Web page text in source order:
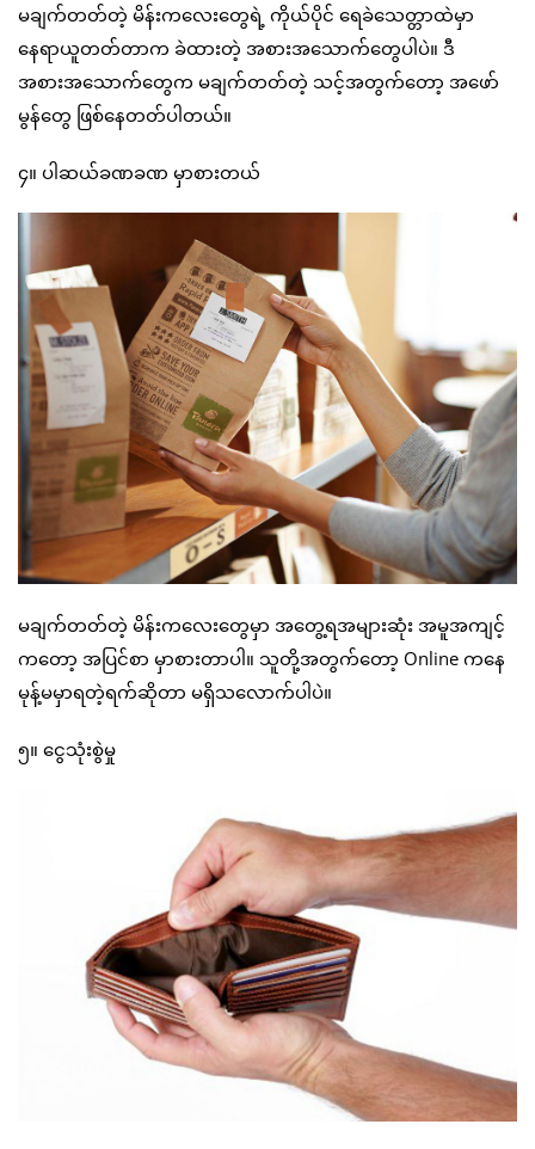
မချက်တတ်တဲ့ မိန်းကလေးတွေရဲ့ ကိုယ်ပိုင် ရေခဲသေတ္တာထဲမှာ
နေရာယူတတ်တာက ခဲထားတဲ့ အစားအသောက်တွေပါပဲ။ ဒီ
အစားအသောက်တွေက မချက်တတ်တဲ့ သင့်အတွက်တော့ အဖော်
မွန်တွေ ဖြစ်နေတတ်ပါတယ်။
၄။ ပါဆယ်ခဏခဏ မှာစားတယ်
မချက်တတ်တဲ့ မိန်းကလေးတွေမှာ အတွေ့ရအများဆုံး အမူအကျင့်
ကတော့ အပြင်စာ မှာစားတာပါ။ သူတို့အတွက်တော့ Online ကနေ
မုန့်မမှာရတဲ့ရက်ဆိုတာ မရှိသလောက်ပါပဲ။
၅။ ငွေသုံးစွဲမှု